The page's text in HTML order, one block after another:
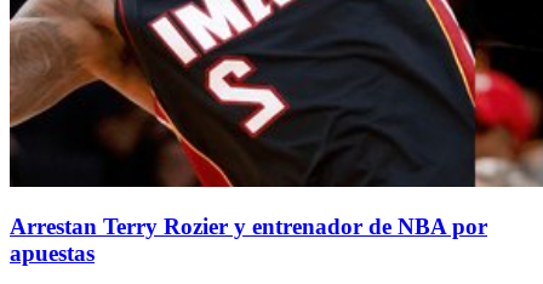
Arrestan Terry Rozier y entrenador de NBA por
apuestas